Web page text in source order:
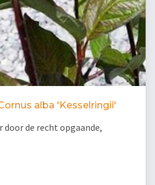
alba 'Kesselringii'
de recht opgaande,